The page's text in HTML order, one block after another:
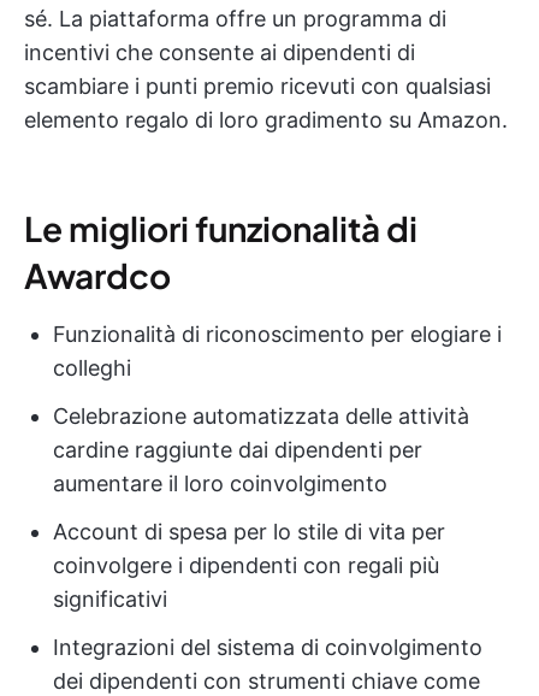
sé. La piattaforma offre un programma di
incentivi che consente ai dipendenti di
scambiare i punti premio ricevuti con qualsiasi
elemento regalo di loro gradimento su Amazon.
Le migliori funzionalità di
Awardco
Funzionalità di riconoscimento per elogiare i
colleghi
Celebrazione automatizzata delle attività
cardine raggiunte dai dipendenti per
aumentare il loro coinvolgimento
Account di spesa per lo stile di vita per
coinvolgere i dipendenti con regali più
significativi
Integrazioni del sistema di coinvolgimento
dei dipendenti con strumenti chiave come